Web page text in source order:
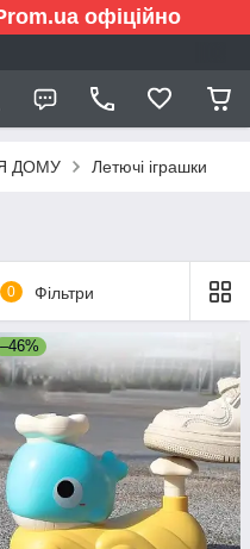
офіційно
ДОМУ Летючі іграшки
0 Фільтри
–46%